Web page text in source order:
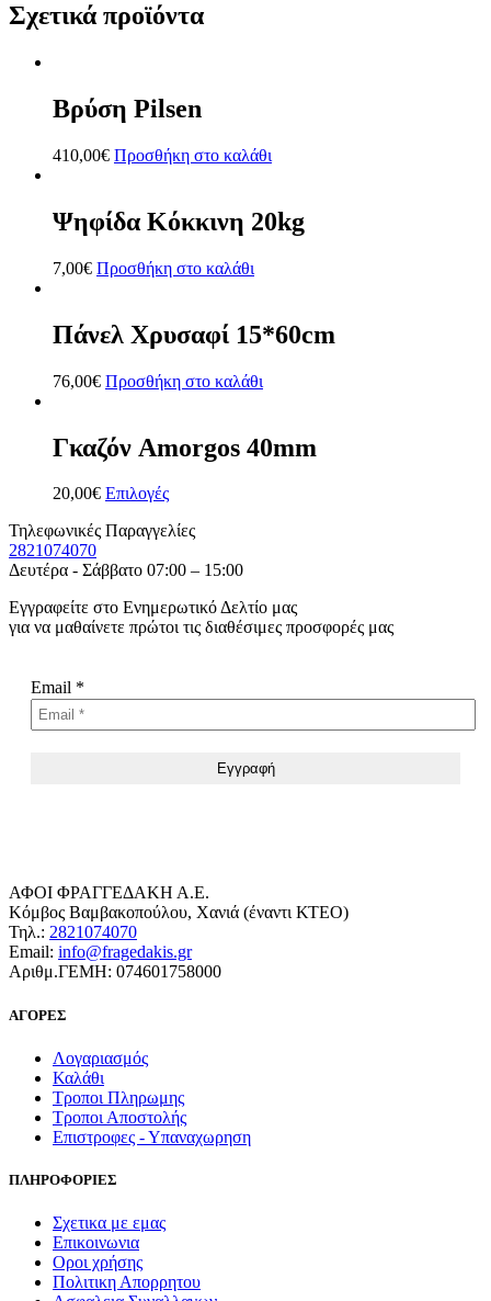
Σχετικά προϊόντα
Βρύση Pilsen
410,00€ Προσθήκη στο καλάθι
Ψηφίδα Κόκκινη 20kg
7,00€ Προσθήκη στο καλάθι
Πάνελ Χρυσαφί 15*60cm
76,00€ Προσθήκη στο καλάθι
Γκαζόν Amorgos 40mm
20,00€ Επιλογές
Τηλεφωνικές Παραγγελίες
2821074070
Δευτέρα - Σάββατο 07:00 – 15:00
Εγγραφείτε στο Ενημερωτικό Δελτίο μας
για να μαθαίνετε πρώτοι τις διαθέσιμες προσφορές μας
Email *
ΑΦΟΙ ΦΡΑΓΓΕΔΑΚΗ Α.Ε.
Κόμβος Βαμβακοπούλου, Χανιά (έναντι ΚΤΕΟ)
Τηλ.: 2821074070
Email: info@fragedakis.gr
Αριθμ.ΓΕΜΗ: 074601758000
ΑΓΟΡΕΣ
Λογαριασμός
Καλάθι
Τροποι Πληρωμης
Τροποι Αποστολής
Επιστροφες - Υπαναχωρηση
ΠΛΗΡΟΦΟΡΙΕΣ
Σχετικα με εμας
Επικοινωνια
Οροι χρήσης
Πολιτικη Απορρητου